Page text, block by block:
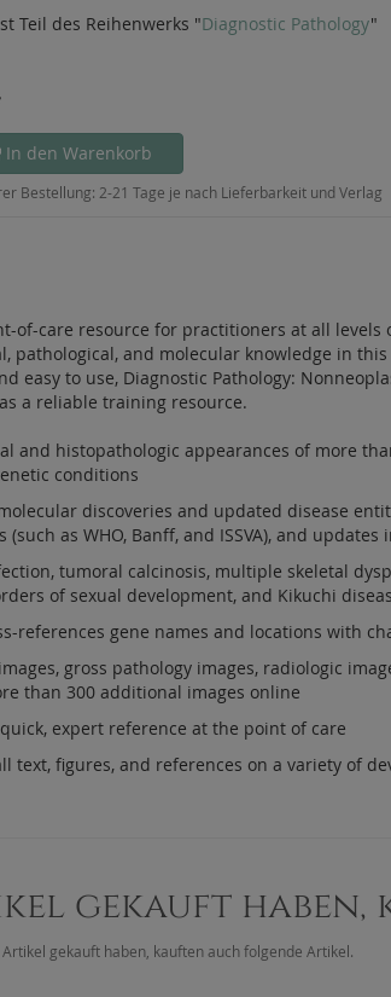
Teil des Reihenwerks "Diagnostic Pathology"
In den Warenkorb
Bestellung: 2-21 Tage je nach Lieferbarkeit und Verlag
of-care resource for practitioners at all
and molecular knowledge in
easy to use, Diagnostic Pathology:
a reliable training resource.
histopathologic appearances of more
conditions
discoveries and updated disease
as WHO, Banff, and ISSVA), and
tumoral calcinosis, multiple skeletal
of sexual development, and Kikuchi
references gene names and locations with
gross pathology images, radiologic
than 300 additional images online
expert reference at the point of care
text, figures, and references on a variety of
gekauft
gekauft haben, kauften auch folgende Artikel.